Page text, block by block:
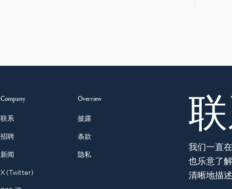
Company
联系
招聘
新闻
X (Twitter)
Overview
披露
条款
隐私
我们一直
也乐意了
清晰地描